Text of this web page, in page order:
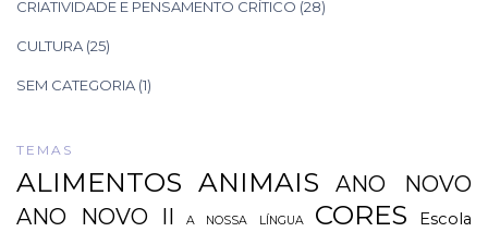
CRIATIVIDADE E PENSAMENTO CRÍTICO (28)
CULTURA (25)
SEM CATEGORIA (1)
TEMAS
ALIMENTOS ANIMAIS
ANO NOVO
ANO NOVO II
A NOSSA LÍNGUA CORES Escola